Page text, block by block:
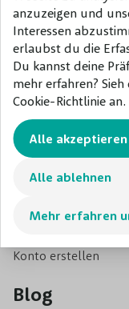
anzuzeigen und
Interessen
erlaubst du die
Du kannst deine
mehr erfahren?
Cookie-Richtlinie an.
Mehr erfahren
Alle ablehnen
Alle akzeptieren
beschnitten wird.
wenn Sie Fragen
darüber wissen
werden dann auch
+31 344 22 81 05
IBAN:
KVK: 77751213
MWST:
Mein konto
Login
Konto erstellen
Blog